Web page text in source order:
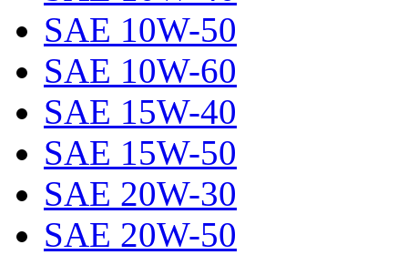
SAE 10W-50
SAE 10W-60
SAE 15W-40
SAE 15W-50
SAE 20W-30
SAE 20W-50